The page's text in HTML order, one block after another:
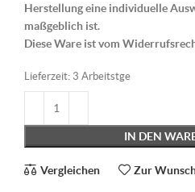
Herstellung eine individuelle
maßgeblich ist.
Diese Ware ist vom
Lieferzeit: 3 Arbeitstge
IN DEN
Vergleichen Zur